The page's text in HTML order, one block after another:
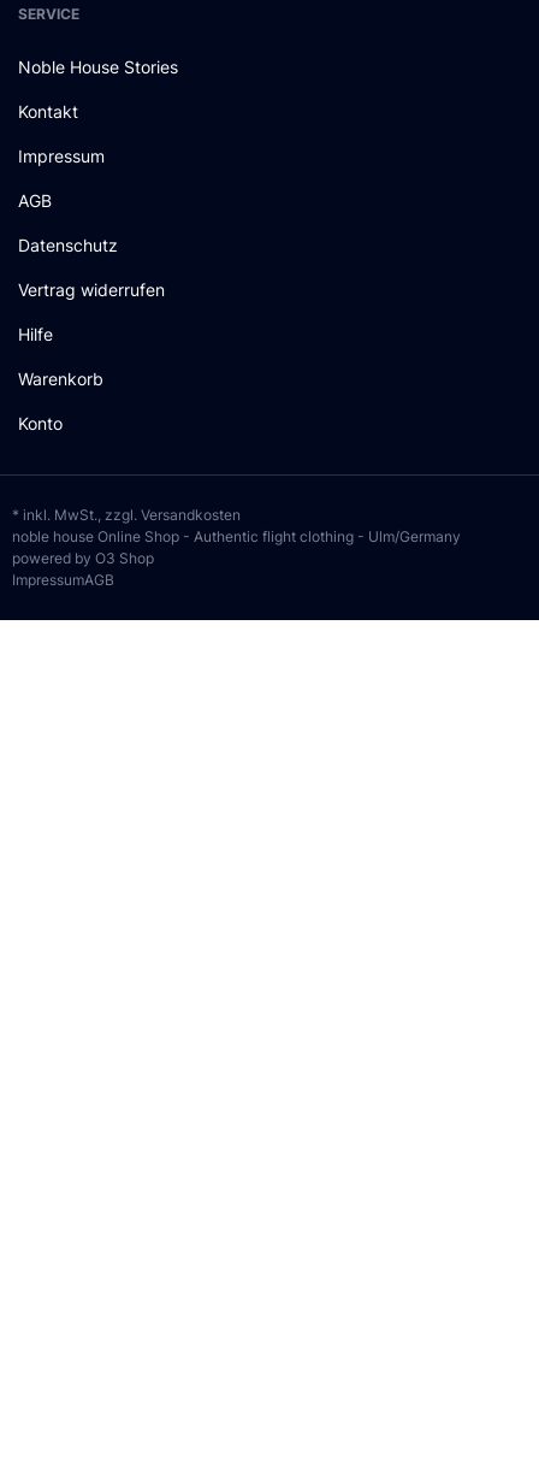
SERVICE
Noble House Stories
Kontakt
Impressum
AGB
Datenschutz
Vertrag widerrufen
Hilfe
Warenkorb
Konto
* inkl. MwSt., zzgl. Versandkosten
noble house Online Shop - Authentic flight clothing - Ulm/Germany
powered by O3 Shop
ImpressumAGB